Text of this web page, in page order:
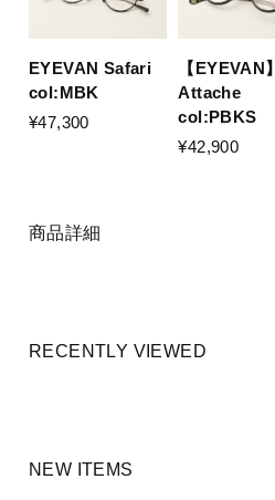
EYEVAN Safari
col:MBK
¥47,300
【EYEVAN】
Attache
col:PBKS
¥42,900
商品詳細
RECENTLY VIEWED
NEW ITEMS